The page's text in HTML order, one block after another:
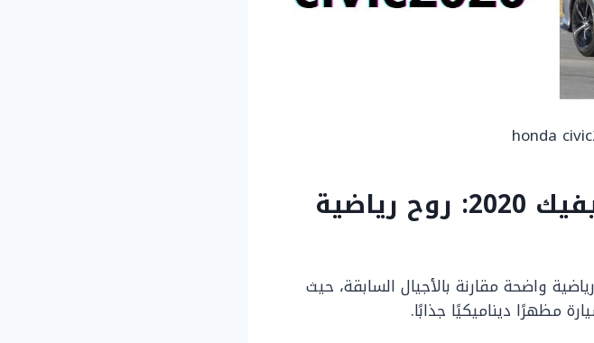
التصميم الخارجي لهوندا سيفيك 2020: روح رياضية
واضحة مقارنة بالأجيال السابقة، حيث
مظهرًا ديناميكيًا جذابًا.